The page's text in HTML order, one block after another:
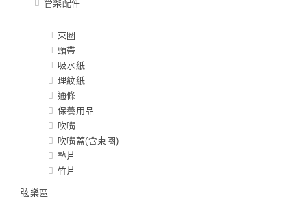
管樂配件
束圈
頸帶
吸水紙
理紋紙
通條
保養用品
吹嘴
吹嘴蓋(含束圈)
墊片
竹片
弦樂區